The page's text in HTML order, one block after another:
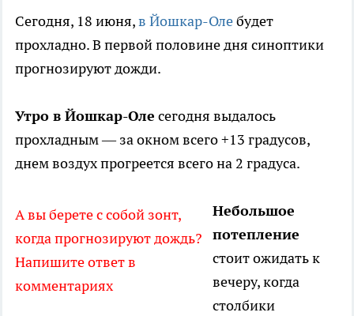
Сегодня, 18 июня,в Йошкар-Олебудет
прохладно. В первой половине дня синоптики
прогнозируют дожди.
Утро в Йошкар-Оле сегодня выдалось
прохладным — за окном всего +13 градусов,
днем воздух прогреется всего на 2 градуса.
А вы берете с собой зонт,
когда прогнозируют дождь?
Напишите ответ в
комментариях
Небольшое
потепление
стоит ожидать к
вечеру, когда
столбики